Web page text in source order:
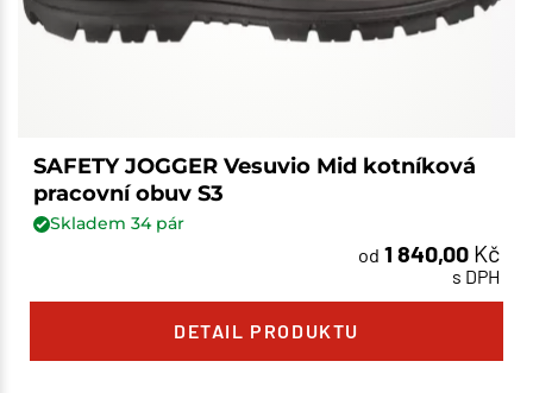
SAFETY JOGGER Vesuvio Mid kotníková
pracovní obuv S3
Skladem 34pár
od 1 840,00 Kč
s DPH
DETAIL PRODUKTU